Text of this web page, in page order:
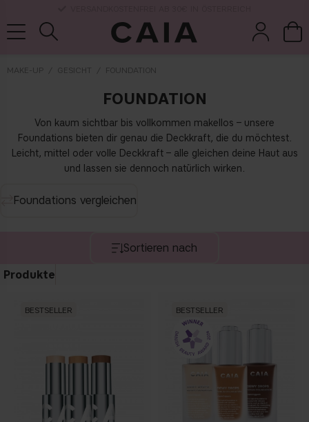
MAKE-UP GESICHT FOUNDATION
FOUNDATION
Von kaum sichtbar bis vollkommen makellos – unsere
Foundations bieten dir genau die Deckkraft, die du möchtest.
Leicht, mittel oder volle Deckkraft – alle gleichen deine Haut aus
und lassen sie dennoch natürlich wirken.
Foundations vergleichen
Sortieren nach
Produkte
BESTSELLER BESTSELLER
kits & sets
trockensha